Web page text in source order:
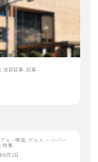
注目記事, 記事
ェ・喫茶, グルメ, ハンバー
特集
8月3日